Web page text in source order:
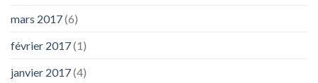
mars 2017(6)
février 2017(1)
janvier 2017(4)